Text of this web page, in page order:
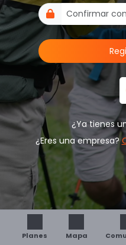
¿Ya tienes
¿Eres una empresa?
Planes Mapa